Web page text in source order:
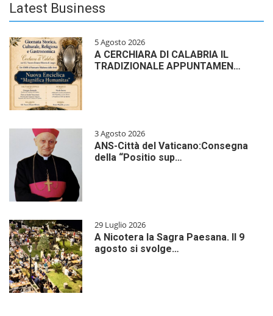
Latest Business
5 Agosto 2026
A CERCHIARA DI CALABRIA IL
TRADIZIONALE APPUNTAMEN…
3 Agosto 2026
ANS-Città del Vaticano:Consegna
della “Positio sup…
29 Luglio 2026
A Nicotera la Sagra Paesana. Il 9
agosto si svolge…